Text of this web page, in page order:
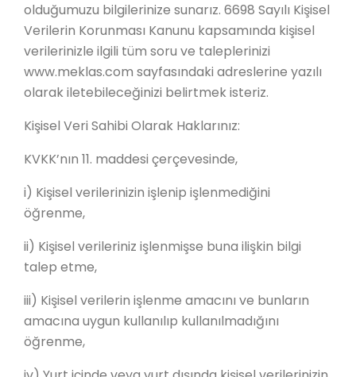
olduğumuzu bilgilerinize sunarız. 6698 Sayılı Kişisel
Verilerin Korunması Kanunu kapsamında kişisel
verilerinizle ilgili tüm soru ve taleplerinizi
www.meklas.com sayfasındaki adreslerine yazılı
olarak iletebileceğinizi belirtmek isteriz.
Kişisel Veri Sahibi Olarak Haklarınız:
KVKK’nın 11. maddesi çerçevesinde,
i) Kişisel verilerinizin işlenip işlenmediğini
öğrenme,
ii) Kişisel verileriniz işlenmişse buna ilişkin bilgi
talep etme,
iii) Kişisel verilerin işlenme amacını ve bunların
amacına uygun kullanılıp kullanılmadığını
öğrenme,